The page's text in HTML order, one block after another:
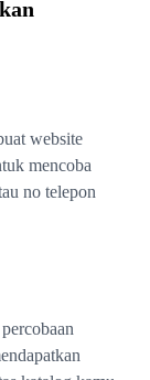
website
mencoba
no telepon